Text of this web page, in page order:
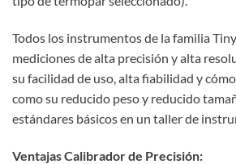
Todos los instrumentos de la familia
mediciones de alta precisión y alta
su facilidad de uso, alta fiabilidad y
como su reducido peso y reducido
estándares básicos en un taller de
Ventajas Calibrador de Precisión: